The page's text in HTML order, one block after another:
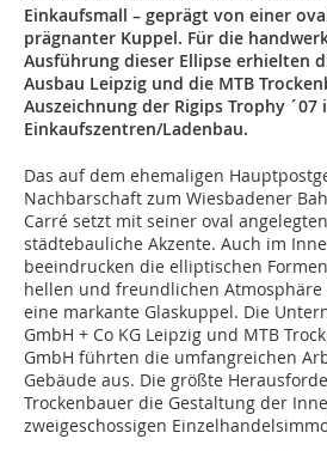
Einkaufsmall – geprägt von einer
prägnanter Kuppel. Für die
Ausführung dieser Ellipse erhielten
Ausbau Leipzig und die MTB
Auszeichnung der Rigips Trophy
Einkaufszentren/Ladenbau.
Das auf dem ehemaligen
Nachbarschaft zum Wiesbadener
Carré setzt mit seiner oval
städtebauliche Akzente. Auch im
beeindrucken die elliptischen
hellen und freundlichen Atmosphäre
eine markante Glaskuppel. Die
GmbH + Co KG Leipzig und MTB
GmbH führten die umfangreichen
Gebäude aus. Die größte
Trockenbauer die Gestaltung der
zweigeschossigen